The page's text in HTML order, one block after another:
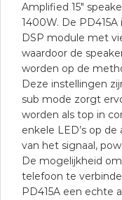
Amplified 15″
1400W. De
DSP module met
waardoor de
worden op de
Deze instellingen
sub mode zorgt
worden als top in
enkele LED’s op
van het signaal,
De mogelijkheid
telefoon te
PD415A een echte